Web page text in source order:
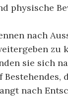
physische
nach
zu
sie sich
nach